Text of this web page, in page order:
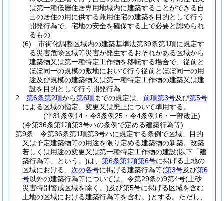
は第一種低層住居専用地域内に建築することができる自
己の居住の用に供する兼用住宅の建築を目的として行う
開発行為で、宅地の安全を確保する上で必要と認められ
るもの
(6)
市街化調整区域内の建築基準法第39条第1項に規定す
る災害危険区域等災害が発生するおそれがある区域から
建築物又は第一種特定工作物を移転する場合で、従前と
ほぼ同一の規模の敷地において行う従前とほぼ同一の用
途及び規模の建築物又は第一種特定工作物の建築又は建
設を目的として行う開発行為
2
第6条第2項から第6項までの規定は、 前項第3号及び第5号
による区域の指定、変更又は廃止について準用する。
(平31条例14・令3条例25・令4条例16・一部改正)
(令第36条第1項第3号ハの条例で定める建築行為等)
第9条
令第36条第1項第3号ハに規定する条例で区域、目的
又は予定建築物等の用途を限り定める建築物の新築、改築
若しくは用途の変更又は第一種特定工作物の建設(以下「建
築行為等」という。)は、 第6条第1項第6号に掲げる土地の
区域における、 次の各号に掲げる建築行為等(第3号及び第6
号以外の建築行為等については、令第29条の9第4号(土砂
災害特別警戒区域を除く。)及び第5号に掲げる区域を含む
土地の区域における建築行為等を含む。)とする。 ただし、